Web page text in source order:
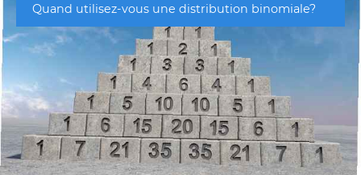
Quand utilisez-vous une distribution binomiale?